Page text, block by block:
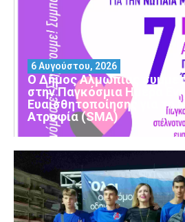
Ο Δήμος Αλμωπίας
στην Παγκόσμια Ημέρα
Ευαισθητοποίησης για τη
Ατροφία (SMA)
6 Αυγούστου, 2026